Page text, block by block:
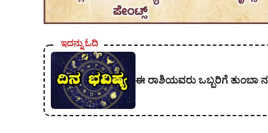
ಇದನ್ನು ಓದಿ
ಈ ರಾಶಿಯವರು ಒಬ್ಬರಿಗೆ ತುಂಬಾ